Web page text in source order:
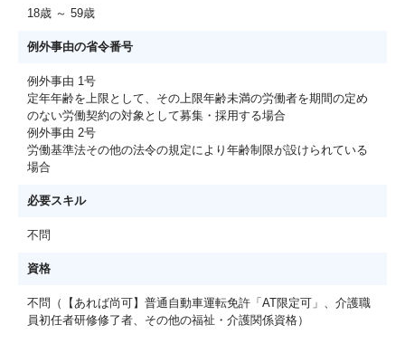
18歳 ～ 59歳
例外事由の省令番号
例外事由 1号
定年年齢を上限として、その上限年齢未満の労働者を期間の定め
のない労働契約の対象として募集・採用する場合
例外事由 2号
労働基準法その他の法令の規定により年齢制限が設けられている
場合
必要スキル
不問
資格
不問（【あれば尚可】普通自動車運転免許「AT限定可」、介護職
員初任者研修修了者、その他の福祉・介護関係資格）